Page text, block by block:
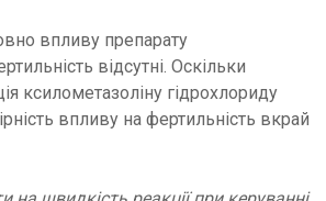
впливу препарату
відсутні. Оскільки
ксилометазоліну гідрохлориду
впливу на фертильність вкрай